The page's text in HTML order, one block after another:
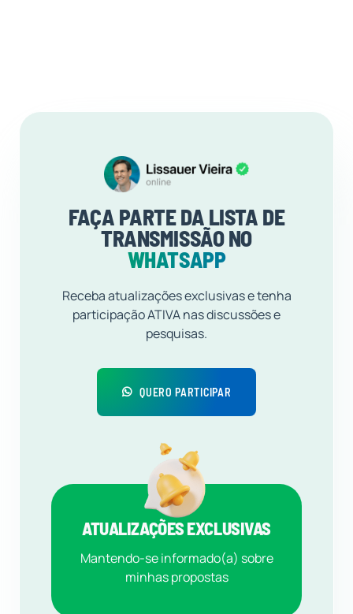
FAÇA PARTE DA LISTA DE
TRANSMISSÃO NO
WHATSAPP
Receba atualizações exclusivas e tenha
participação ATIVA nas discussões e
pesquisas.
QUERO PARTICIPAR
ATUALIZAÇÕES EXCLUSIVAS
Mantendo-se informado(a) sobre
minhas propostas